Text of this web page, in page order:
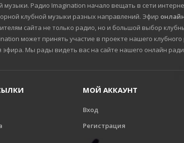
музыки. Радио Imagination начало вещать в сети
клубной музыки разных направлений. Эфир
сайта не только радио, но и большой выбор
может принять участие в проекте нашего
эфира. Мы рады видеть вас на сайте нашего онлайн
МОЙ АККАУНТ
Вход
Регистрация